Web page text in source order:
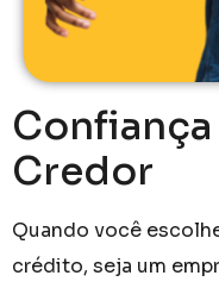
Confiança
Credor
Quando você
crédito, seja um